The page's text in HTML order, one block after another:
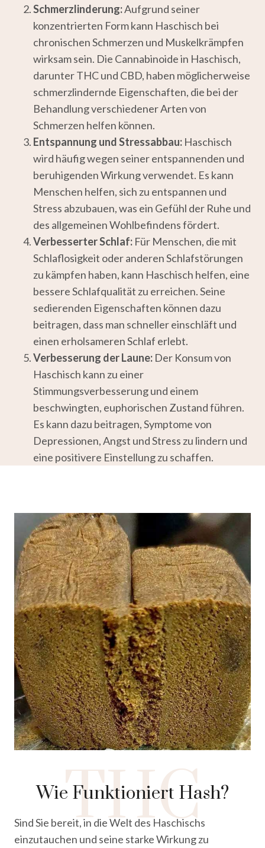
Schmerzlinderung:Aufgrund seiner
konzentrierten Form kann Haschisch bei
chronischen Schmerzen und Muskelkrämpfen
wirksam sein. Die Cannabinoide in Haschisch,
darunter THC und CBD, haben möglicherweise
schmerzlindernde Eigenschaften, die bei der
Behandlung verschiedener Arten von
Schmerzen helfen können.
Entspannung und Stressabbau: Haschisch
wird häufig wegen seiner entspannenden und
beruhigenden Wirkung verwendet. Es kann
Menschen helfen, sich zu entspannen und
Stress abzubauen, was ein Gefühl der Ruhe und
des allgemeinen Wohlbefindens fördert.
Verbesserter Schlaf: Für Menschen, die mit
Schlaflosigkeit oder anderen Schlafstörungen
zu kämpfen haben, kann Haschisch helfen, eine
bessere Schlafqualität zu erreichen. Seine
sedierenden Eigenschaften können dazu
beitragen, dass man schneller einschläft und
einen erholsameren Schlaf erlebt.
Verbesserung der Laune: Der Konsum von
Haschisch kann zu einer
Stimmungsverbesserung und einem
beschwingten, euphorischen Zustand führen.
Es kann dazu beitragen, Symptome von
Depressionen, Angst und Stress zu lindern und
eine positivere Einstellung zu schaffen.
THC
Wie Funktioniert Hash?
Sind Sie bereit, in die Welt des Haschischs
einzutauchen und seine starke Wirkung zu